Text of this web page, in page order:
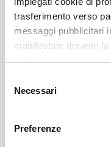
trasferimento verso
messaggi pubblicitari
manifestate durante
sul trattamento dei
cookie, ti invitiamo a
. Chiudendo il
navigazione senza
“Accetta tutti i cookie”
delNecessari
Preferenze
Blog